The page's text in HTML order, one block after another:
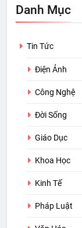
Danh Mục
Tin Tức
Điện Ảnh
Công Nghệ
Đời Sống
Giáo Dục
Khoa Học
Kinh Tế
Pháp Luật